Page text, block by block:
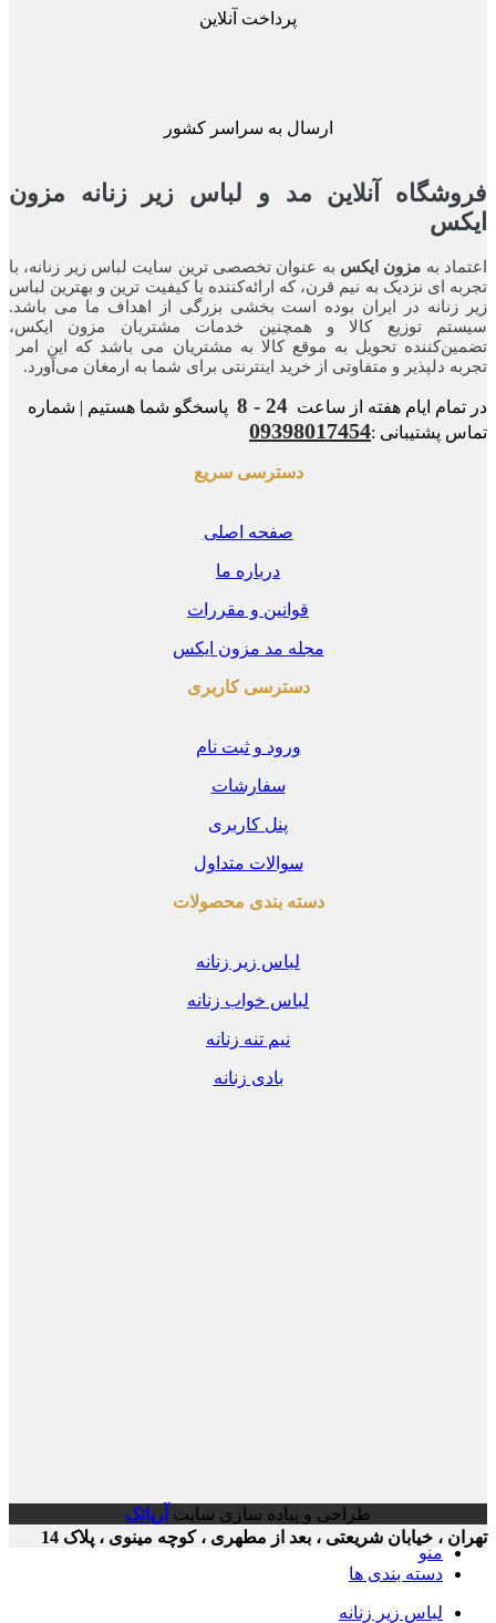
پرداخت آنلاین
ارسال به سراسر کشور
آنلاین مد و لباس زیر زنانه مزون
بهمزون ایکس به عنوان تخصصی ترین سایت لباس زیر زنانه، با
ای نزدیک به نیم قرن، که ارائه‌کننده با کیفیت ترین و بهترین لباس
زنانه در ایران بوده ‌است بخشی بزرگی از اهداف ما می باشد.
توزیع کالا و همچنین خدمات مشتریان مزون ایکس،
تحویل به موقع کالا به مشتریان می باشد که این امر
دلپذیر و متفاوتی از خرید اینترنتی برای شما به ارمغان می‌آورد.
ایام هفته از ساعت24 - 8
پاسخگو شما هستیم | شماره
پشتیبانی :09398017454
دسترسی سریع
صفحه اصلی
درباره ما
قوانین و مقررات
مجله مد مزون ایکس
دسترسی کاربری
ورود و ثبت نام
سفارشات
پنل کاربری
سوالات متداول
دسته بندی محصولات
لباس زیر زنانه
لباس خواب زنانه
نیم تنه زنانه
بادی زنانه
، خیابان شریعتی ، بعد از مطهری ، کوچه مینوی ، پلاک 14
طراحی و پیاده سازی سایتآریاتک
منو
دسته بندی ها
لباس زیر زنانه